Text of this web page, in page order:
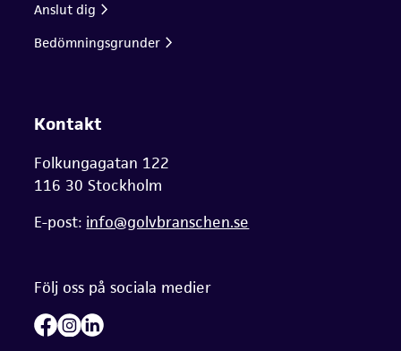
Anslut dig
Bedömningsgrunder
Kontakt
Folkungagatan 122
116 30 Stockholm
E-post: info@golvbranschen.se
Följ oss på sociala medier